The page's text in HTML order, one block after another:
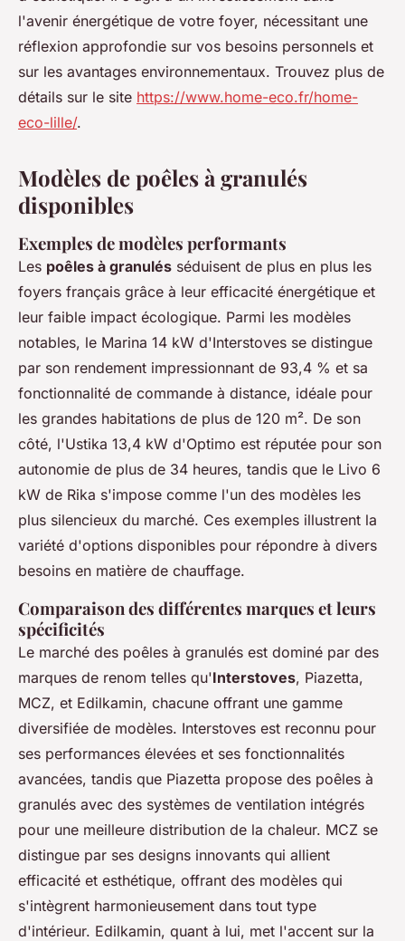
l'avenir énergétique de votre foyer, nécessitant une
réflexion approfondie sur vos besoins personnels et
sur les avantages environnementaux. Trouvez plus de
détails sur le site https://www.home-eco.fr/home-
eco-lille/.
Modèles de poêles à granulés
disponibles
Exemples de modèles performants
Les poêles à granulés séduisent de plus en plus les
foyers français grâce à leur efficacité énergétique et
leur faible impact écologique. Parmi les modèles
notables, le Marina 14 kW d'Interstoves se distingue
par son rendement impressionnant de 93,4 % et sa
fonctionnalité de commande à distance, idéale pour
les grandes habitations de plus de 120 m². De son
côté, l'Ustika 13,4 kW d'Optimo est réputée pour son
autonomie de plus de 34 heures, tandis que le Livo 6
kW de Rika s'impose comme l'un des modèles les
plus silencieux du marché. Ces exemples illustrent la
variété d'options disponibles pour répondre à divers
besoins en matière de chauffage.
Comparaison des différentes marques et leurs
spécificités
Le marché des poêles à granulés est dominé par des
marques de renom telles qu'Interstoves, Piazetta,
MCZ, et Edilkamin, chacune offrant une gamme
diversifiée de modèles. Interstoves est reconnu pour
ses performances élevées et ses fonctionnalités
avancées, tandis que Piazetta propose des poêles à
granulés avec des systèmes de ventilation intégrés
pour une meilleure distribution de la chaleur. MCZ se
distingue par ses designs innovants qui allient
efficacité et esthétique, offrant des modèles qui
s'intègrent harmonieusement dans tout type
d'intérieur. Edilkamin, quant à lui, met l'accent sur la